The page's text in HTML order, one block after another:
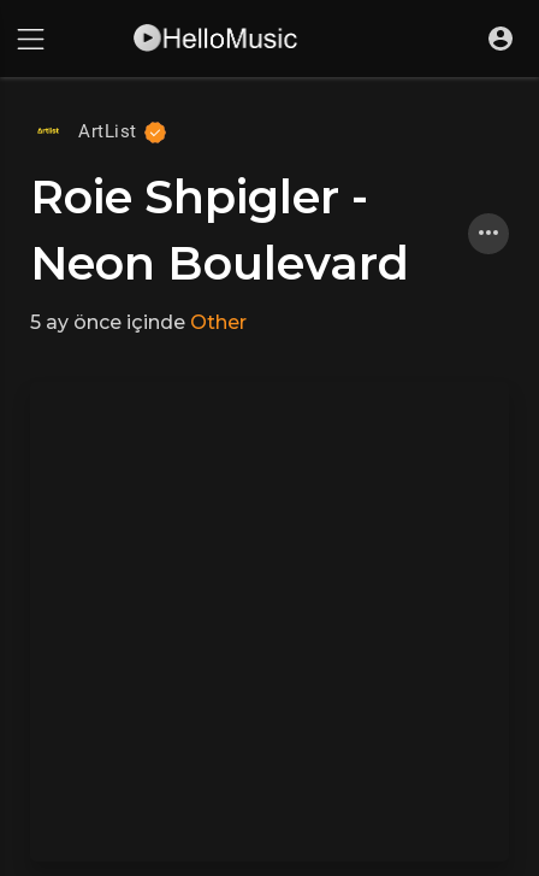
ArtList
Roie Shpigler -
Neon Boulevard
5 ay önce içinde Other